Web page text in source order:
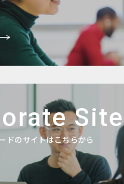
Site
ドのサイトはこちらから